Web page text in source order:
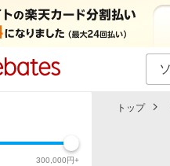
イベント一覧
300,000円+
トップ